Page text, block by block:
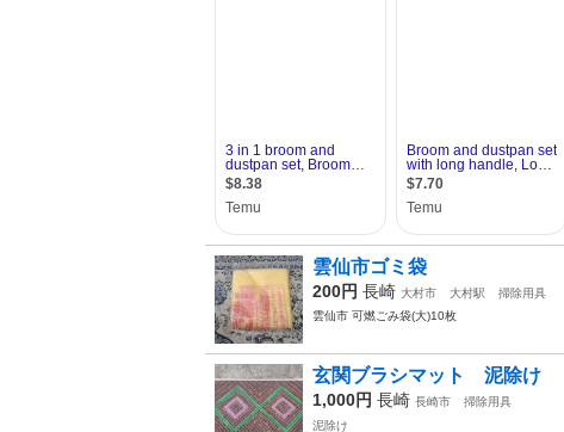
雲仙市ゴミ袋
200円 長崎 大村市 大村駅
掃除用具
雲仙市 可燃ごみ袋(大)10枚
玄関ブラシマット 泥除け
1,000円 長崎 長崎市
掃除用具
泥除け